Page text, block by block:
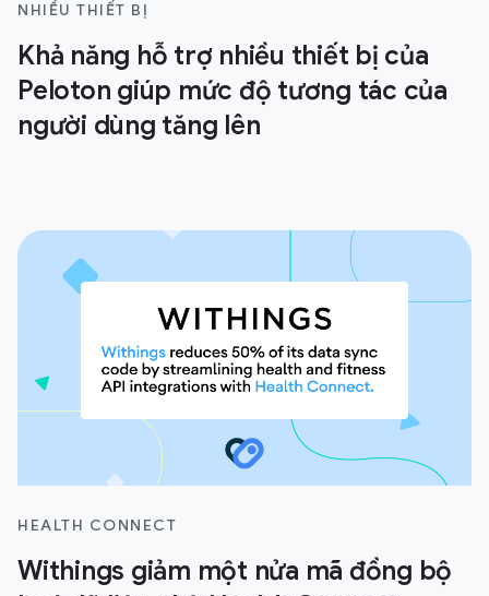
NHIỀU THIẾT BỊ
Khả năng hỗ trợ nhiều thiết bị của
Peloton giúp mức độ tương tác của
người dùng tăng lên
HEALTH CONNECT
Withings giảm một nửa mã đồng bộ